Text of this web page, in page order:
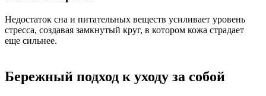
Недостаток сна и питательных веществ усиливает уровень
стресса, создавая замкнутый круг, в котором кожа страдает
еще сильнее.
Бережный подход к уходу за собой